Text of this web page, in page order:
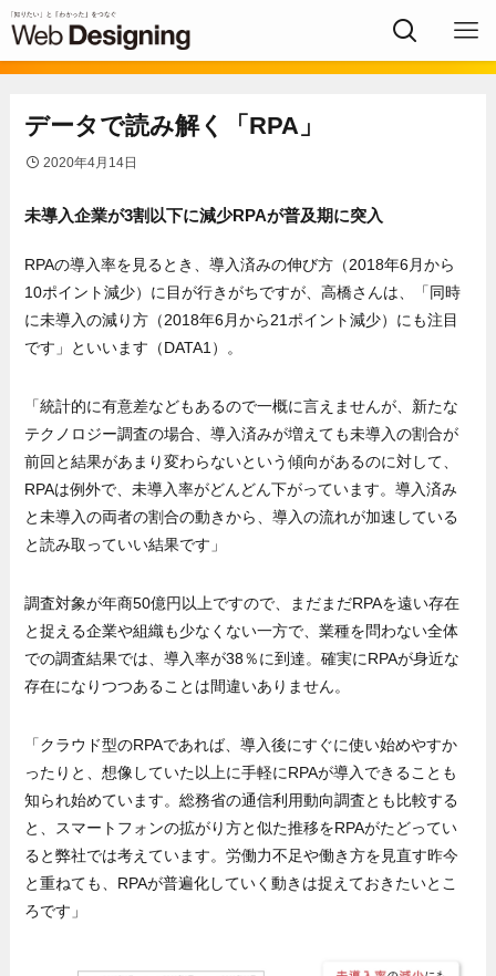
データで読み解く「RPA」
2020年4月14日
未導入企業が3割以下に減少RPAが普及期に突入
RPAの導入率を見るとき、導入済みの伸び方（2018年6月から
10ポイント減少）に目が行きがちですが、高橋さんは、「同時
に未導入の減り方（2018年6月から21ポイント減少）にも注目
です」といいます（DATA1）。
「統計的に有意差などもあるので一概に言えませんが、新たな
テクノロジー調査の場合、導入済みが増えても未導入の割合が
前回と結果があまり変わらないという傾向があるのに対して、
RPAは例外で、未導入率がどんどん下がっています。導入済み
と未導入の両者の割合の動きから、導入の流れが加速している
と読み取っていい結果です」
調査対象が年商50億円以上ですので、まだまだRPAを遠い存在
と捉える企業や組織も少なくない一方で、業種を問わない全体
での調査結果では、導入率が38％に到達。確実にRPAが身近な
存在になりつつあることは間違いありません。
「クラウド型のRPAであれば、導入後にすぐに使い始めやすか
ったりと、想像していた以上に手軽にRPAが導入できることも
知られ始めています。総務省の通信利用動向調査とも比較する
と、スマートフォンの拡がり方と似た推移をRPAがたどってい
ると弊社では考えています。労働力不足や働き方を見直す昨今
と重ねても、RPAが普遍化していく動きは捉えておきたいとこ
ろです」